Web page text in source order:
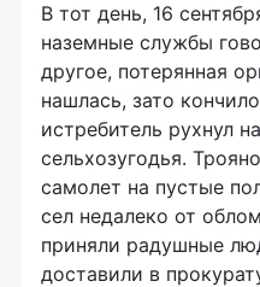
В тот день, 16
наземные службы
другое, потерянная
нашлась, зато
истребитель рухнул
сельхозугодья.
самолет на пустые
сел недалеко от
приняли радушные
доставили в